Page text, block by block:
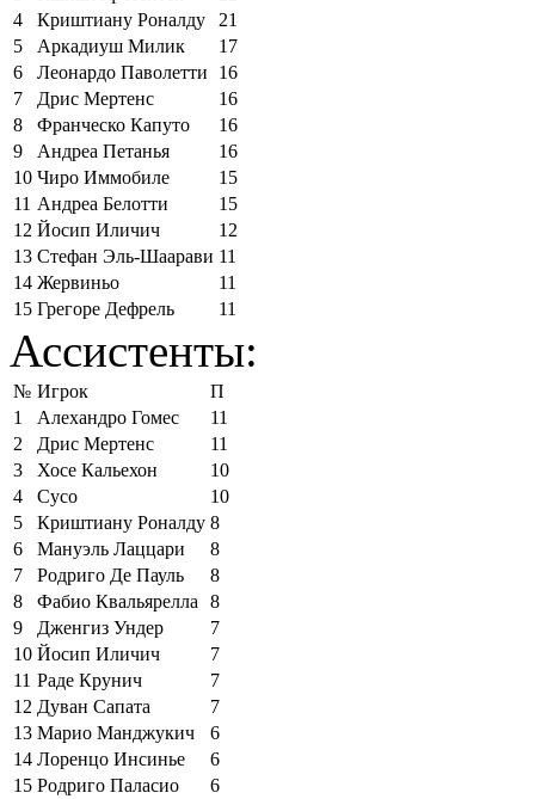
4
Криштиану Роналду
21
5
Аркадиуш Милик
17
6
Леонардо Паволетти
16
7
Дрис Мертенс
16
8
Франческо Капуто
16
9
Андреа Петанья
16
10 Чиро Иммобиле
15
11 Андреа Белотти
15
12 Йосип Иличич
12
13 Стефан Эль-Шаарави 11
14 Жервиньо
11
15 Грегоре Дефрель 11
Ассистенты:
№ Игрок
П
1
Алехандро Гомес
11
2
Дрис Мертенс
11
3
Хосе Кальехон
10
4
Сусо
10
5
Криштиану Роналду 8
6
Мануэль Лаццари
8
7
Родриго Де Пауль
8
8
Фабио Квальярелла
8
9
Дженгиз Ундер
7
10 Йосип Иличич
7
11 Раде Крунич
7
12 Дуван Сапата
7
13 Марио Манджукич
6
14 Лоренцо Инсинье
6
15 Родриго Паласио 6